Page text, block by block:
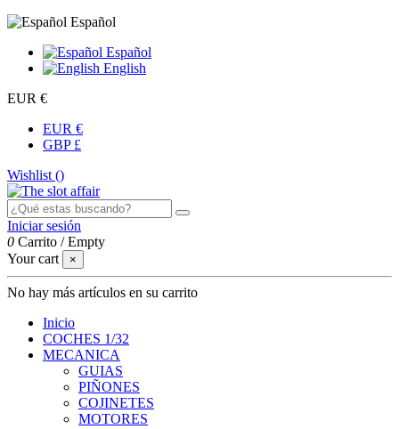
Español
Español
English
EUR €
EUR €
GBP £
Wishlist ()
Iniciar sesión
0 Carrito /Empty
Your cart
×
No hay más artículos en su carrito
Inicio
COCHES 1/32
MECANICA
GUIAS
PIÑONES
COJINETES
MOTORES